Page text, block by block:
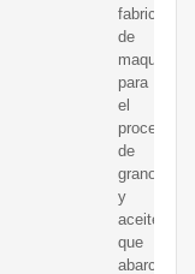
fabricación
de
maquinaria
para
el
de
granos
y
aceite,
que
abarca